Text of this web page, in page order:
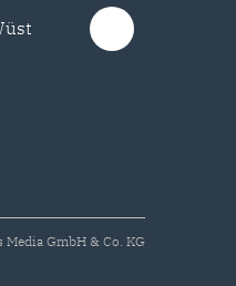
Media GmbH & Co. KG